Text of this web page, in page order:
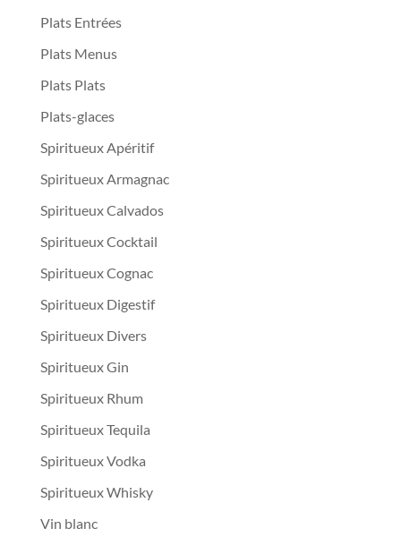
Plats Entrées
Plats Menus
Plats Plats
Plats-glaces
Spiritueux Apéritif
Spiritueux Armagnac
Spiritueux Calvados
Spiritueux Cocktail
Spiritueux Cognac
Spiritueux Digestif
Spiritueux Divers
Spiritueux Gin
Spiritueux Rhum
Spiritueux Tequila
Spiritueux Vodka
Spiritueux Whisky
Vin blanc